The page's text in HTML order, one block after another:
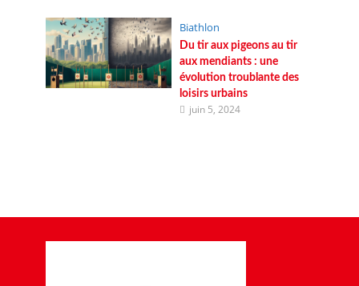
Biathlon
Du tir aux pigeons au tir
aux mendiants : une
évolution troublante des
loisirs urbains
juin 5, 2024